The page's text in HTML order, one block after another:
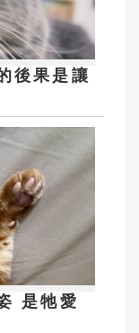
後果是讓
是牠愛